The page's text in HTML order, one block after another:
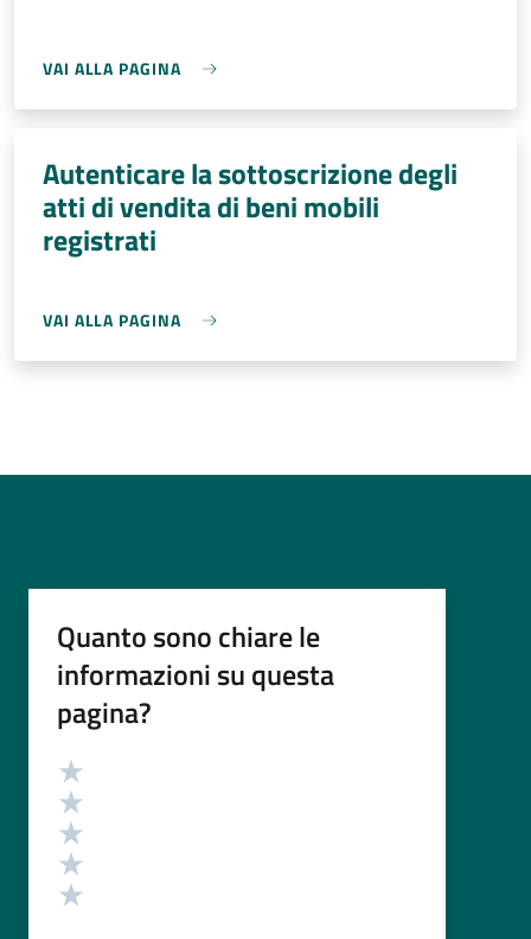
VAI ALLA PAGINA
Autenticare la sottoscrizione degli
atti di vendita di beni mobili
registrati
VAI ALLA PAGINA
Quanto sono chiare le
informazioni su questa
pagina?
Valutazione